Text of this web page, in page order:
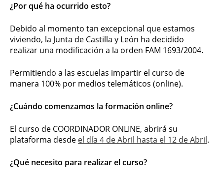
¿Por qué ha ocurrido esto?
Debido al momento tan excepcional que estamos
viviendo, la Junta de Castilla y León ha decidido
realizar una modificación a la orden FAM 1693/2004.
Permitiendo a las escuelas impartir el curso de
manera 100% por medios telemáticos (online).
¿Cuándo comenzamos la formación online?
El curso de COORDINADOR ONLINE, abrirá su
plataforma desde el día 4 de Abril hasta el 12 de Abril.
¿Qué necesito para realizar el curso?